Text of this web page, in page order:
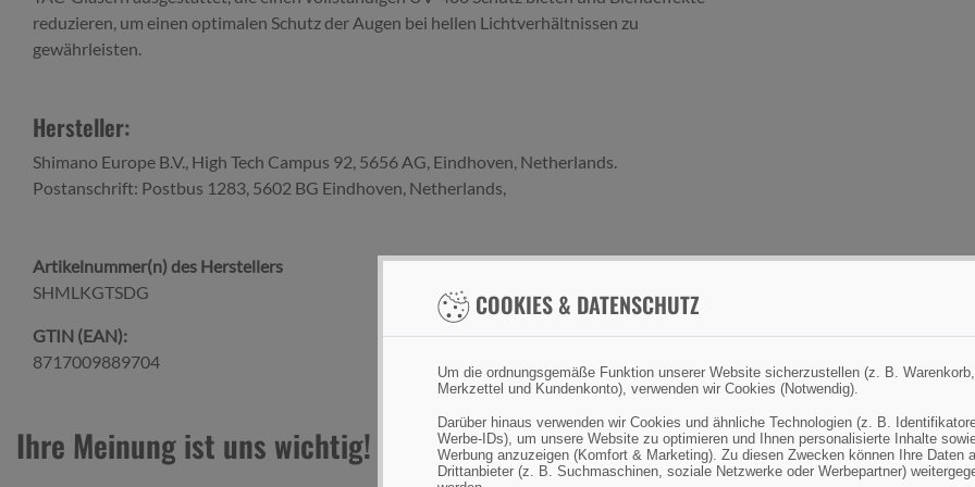
COOKIES & DATENSCHUTZ
Um die ordnungsgemäße Funktion unserer Website sicherzustellen (z. B. Warenkorb,
Merkzettel und Kundenkonto), verwenden wir Cookies (Notwendig).
Darüber hinaus verwenden wir Cookies und ähnliche Technologien (z. B.
Werbe-IDs), um unsere Website zu optimieren und Ihnen personalisierte Inhalte
Werbung anzuzeigen (Komfort & Marketing). Zu diesen Zwecken können Ihre Daten
Drittanbieter (z. B. Suchmaschinen, soziale Netzwerke oder Werbepartner)
reduzieren, um einen optimalen Schutz der Augen bei hellen Lichtverhältnissen zu
gewährleisten.
Hersteller:
Shimano Europe B.V., High Tech Campus 92, 5656 AG, Eindhoven, Netherlands.
Postanschrift: Postbus 1283, 5602 BG Eindhoven, Netherlands,
Artikelnummer(n) des Herstellers
SHMLKGTSDG
GTIN (EAN):
8717009889704
Ihre Meinung ist uns wichtig!